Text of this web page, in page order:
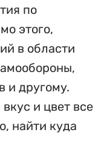
по
этого,
в области
и другому.
и цвет все
найти куда